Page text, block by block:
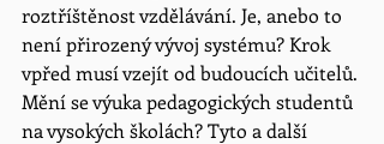
roztříštěnost vzdělávání. Je, anebo to
není přirozený vývoj systému? Krok
vpřed musí vzejít od budoucích učitelů.
Mění se výuka pedagogických studentů
na vysokých školách? Tyto a další